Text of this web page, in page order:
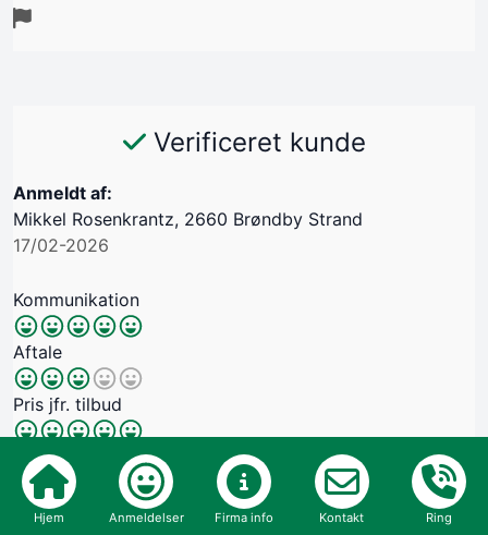
Verificeret kunde
Anmeldt af:
Mikkel Rosenkrantz, 2660 Brøndby Strand
17/02-2026
Kommunikation
Aftale
Pris jfr. tilbud
Tilfredshed
Oprydning
Hjem Anmeldelser Firma info Kontakt Ring